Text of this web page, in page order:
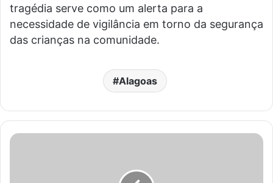
tragédia serve como um alerta para a
necessidade de vigilância em torno da segurança
das crianças na comunidade.
Alagoas